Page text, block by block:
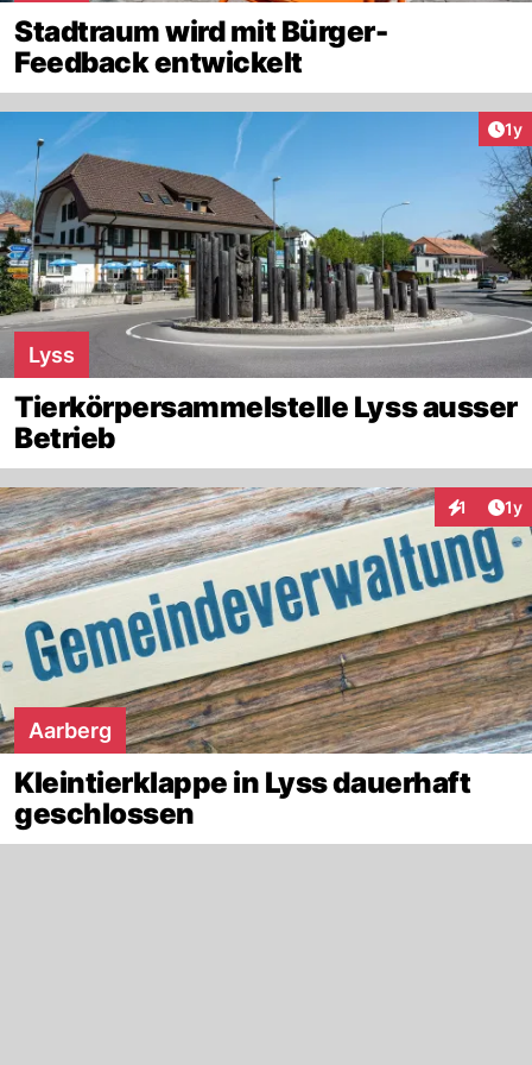
Stadtraum wird mit Bürger-
Feedback entwickelt
1y
Lyss
Tierkörpersammelstelle Lyss ausser
Betrieb
1 1y
Aarberg
Kleintierklappe in Lyss dauerhaft
geschlossen